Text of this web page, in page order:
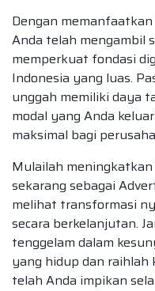
Dengan
Anda telah mengambil
memperkuat fondasi
Indonesia yang luas.
unggah memiliki daya
modal yang Anda
maksimal bagi
Mulailah
sekarang sebagai
melihat transformasi
secara berkelanjutan.
tenggelam dalam
yang hidup dan raihlah
telah Anda impikan